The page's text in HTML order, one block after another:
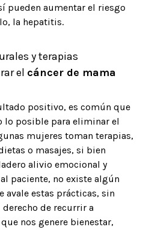
pueden aumentar el riesgo
la hepatitis.
y terapias
el cáncer de mama
positivo, es común que
lo posible para eliminar el
mujeres toman terapias,
o masajes, si bien
alivio emocional y
paciente, no existe algún
estas prácticas, sin
de recurrir a
nos genere bienestar,